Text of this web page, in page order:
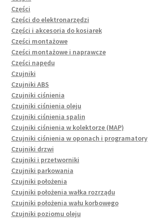
Części
Części do elektronarzędzi
Części i akcesoria do kosiarek
Części montażowe
Części montażowe i naprawcze
Części napędu
Czujniki
Czujniki ABS
Czujniki ciśnienia
Czujniki ciśnienia oleju
Czujniki ciśnienia spalin
Czujniki ciśnienia w kolektorze (MAP)
Czujniki ciśnienia w oponach i programatory
Czujniki drzwi
Czujniki i przetworniki
Czujniki parkowania
Czujniki położenia
Czujniki położenia wałka rozrządu
Czujniki położenia wału korbowego
Czujniki poziomu oleju